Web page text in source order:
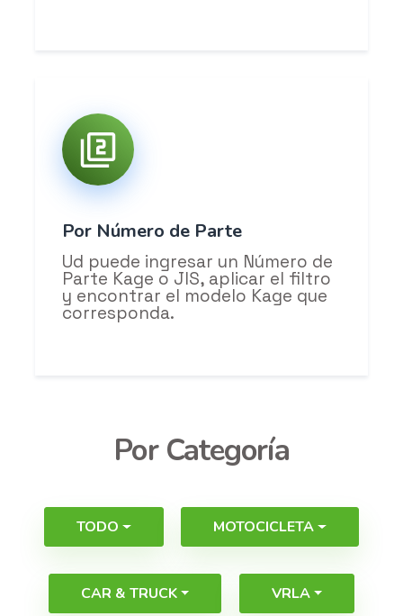
Por Número de Parte
Ud puede ingresar un Número de
Parte Kage o JIS, aplicar el filtro
y encontrar el modelo Kage que
corresponda.
Por Categoría
TODO MOTOCICLETA
CAR & TRUCK VRLA